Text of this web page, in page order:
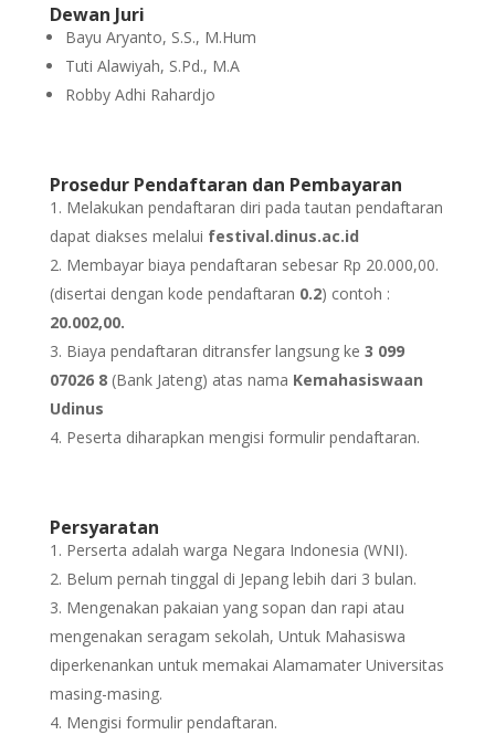
Dewan Juri
Bayu Aryanto, S.S., M.Hum
Tuti Alawiyah, S.Pd., M.A
Robby Adhi Rahardjo
Prosedur Pendaftaran dan Pembayaran
Melakukan pendaftaran diri pada tautan pendaftaran
dapat diakses melalui festival.dinus.ac.id
Membayar biaya pendaftaran sebesar Rp 20.000,00.
(disertai dengan kode pendaftaran 0.2) contoh :
20.002,00.
Biaya pendaftaran ditransfer langsung ke 3 099
07026 8(Bank Jateng) atas nama Kemahasiswaan
Udinus
Peserta diharapkan mengisi formulir pendaftaran.
Persyaratan
Perserta adalah warga Negara Indonesia (WNI).
Belum pernah tinggal di Jepang lebih dari 3 bulan.
Mengenakan pakaian yang sopan dan rapi atau
mengenakan seragam sekolah, Untuk Mahasiswa
diperkenankan untuk memakai Alamamater Universitas
masing-masing.
Mengisi formulir pendaftaran.